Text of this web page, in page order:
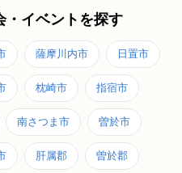
・イベントを探す
薩摩川内市 日置市
枕崎市 指宿市
南さつま市 曽於市
肝属郡 曽於郡